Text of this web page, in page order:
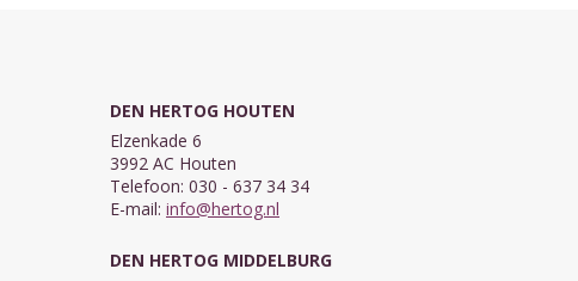
DEN HERTOG HOUTEN
Elzenkade 6
3992 AC Houten
Telefoon: 030 - 637 34 34
E-mail: info@hertog.nl
DEN HERTOG MIDDELBURG